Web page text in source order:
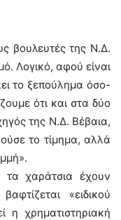
βουλευτές της Ν.Δ.
Λογικό, αφού είναι
το ξεπούλημα όσο-
ότι και στα δύο
της Ν.Δ. Βέβαια,
το τίμημα, αλλά
χαράτσια έχουν
«ειδικού
η χρηματιστηριακή